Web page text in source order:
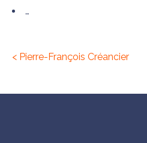
…
< Pierre-François Créancier